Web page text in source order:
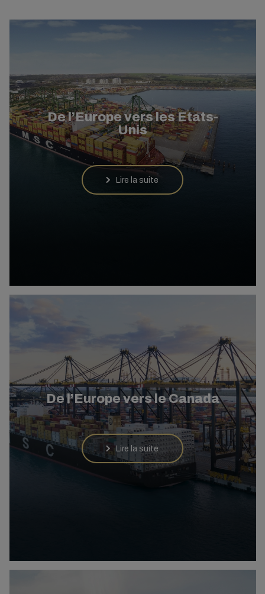
De l’Europe vers les États-
Unis
Lire la suite
De l’Europe vers le Canada
Lire la suite